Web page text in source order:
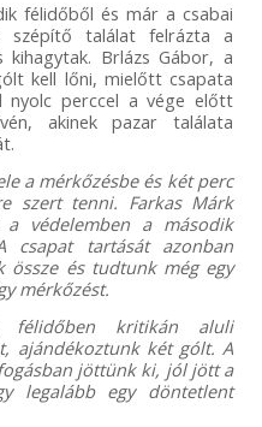
félidőből és már a csabai
szépítő találat felrázta a
Brlázs Gábor, a
kell lőni, mielőtt csapata
nyolc perccel a vége előtt
akinek pazar találata
a mérkőzésbe és két perc
szert tenni. Farkas Márk
a védelemben a második
csapat tartását azonban
össze és tudtunk még egy
mérkőzést.
kritikán aluli
ajándékoztunk két gólt. A
jöttünk ki, jól jött a
legalább egy döntetlent